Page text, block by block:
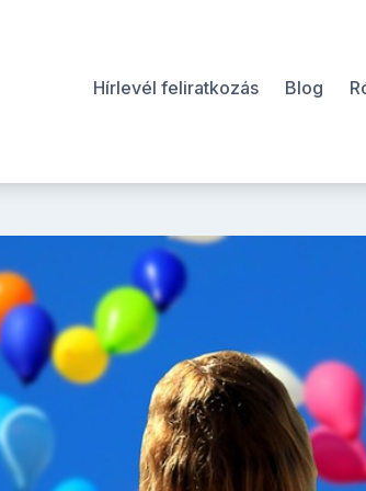
Hírlevél feliratkozás Blog